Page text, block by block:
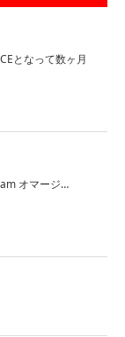
となって数ヶ月
オマージ…